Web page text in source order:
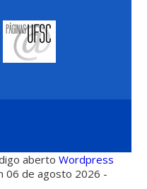
abertoWordpress
06 de agosto 2026 -